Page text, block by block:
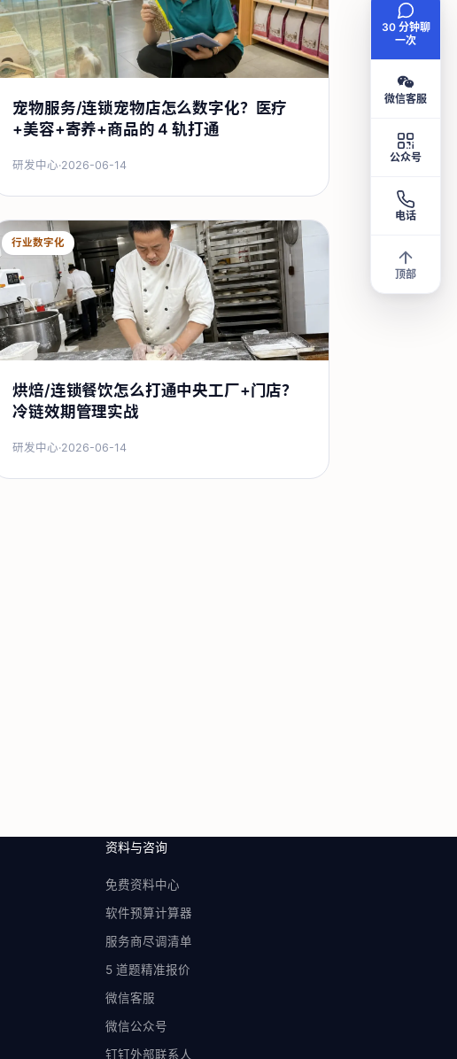
宠物服务/连锁宠物店怎么数字化？医疗
+美容+寄养+商品的 4 轨打通
研发中心·2026-06-14
行业数字化
烘焙/连锁餐饮怎么打通中央工厂+门店？
冷链效期管理实战
研发中心·2026-06-14
资料与咨询
免费资料中心
软件预算计算器
服务商尽调清单
5 道题精准报价
微信客服
微信公众号
钉钉外部联系人
30 分钟聊
一次
微信客服
公众号
电话
顶部